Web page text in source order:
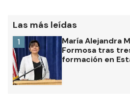
Las más leídas
María Alejandra
Formosa tras
formación en
1